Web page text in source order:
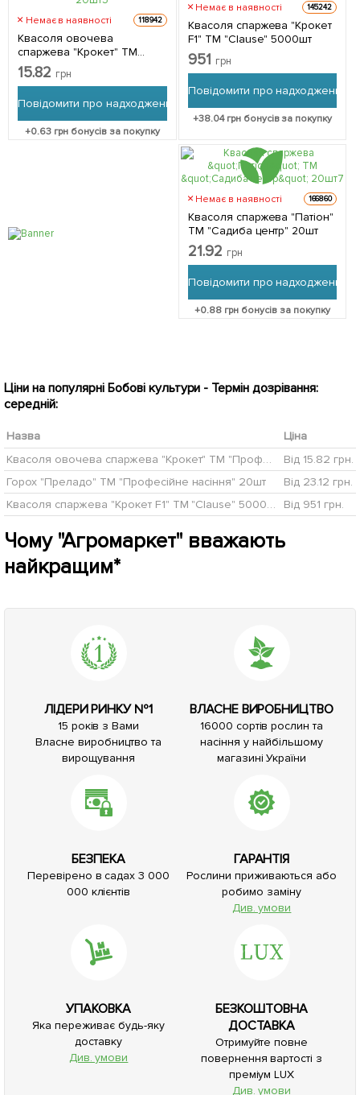
Немає в наявності 118942
Квасоля овочева
спаржева "Крокет" ТМ
"Професійне насіння" 20шт
15.82 грн
Повідомити про надходження
+0.63 грн бонусів за покупку
Немає в наявності 145242
Квасоля спаржева "Крокет
F1" ТМ "Clause" 5000шт
951 грн
Повідомити про надходження
+38.04грн бонусів за покупку
Немає в наявності 166860
Квасоля спаржева "Патіон"
ТМ "Садиба центр" 20шт
21.92 грн
Повідомити про надходження
+0.88 грн бонусів за покупку
Ціни на популярні Бобові культури - Термін дозрівання:
середній:
Назва
Ціна
Квасоля овочева спаржева "Крокет" ТМ "Професійне насіння" 20шт
Від 15.82 грн.
Горох "Преладо" ТМ "Професійне насіння" 20шт
Від 23.12 грн.
Квасоля спаржева "Крокет F1" ТМ "Clause" 5000шт
Від 951 грн.
Чому "Агромаркет" вважають
найкращим*
ЛІДЕРИ РИНКУ №1
15 років з Вами
Власне виробництво та
вирощування
ВЛАСНЕ ВИРОБНИЦТВО
16000 сортів рослин та
насіння у найбільшому
магазині України
БЕЗПЕКА
Перевірено в садах 3 000
000 клієнтів
ГАРАНТІЯ
Рослини приживаються або
робимо заміну
Див. умови
УПАКОВКА
Яка переживає будь-яку
доставку
Див. умови
БЕЗКОШТОВНА
ДОСТАВКА
Отримуйте повне
повернення вартості з
преміум LUX
Див. умови